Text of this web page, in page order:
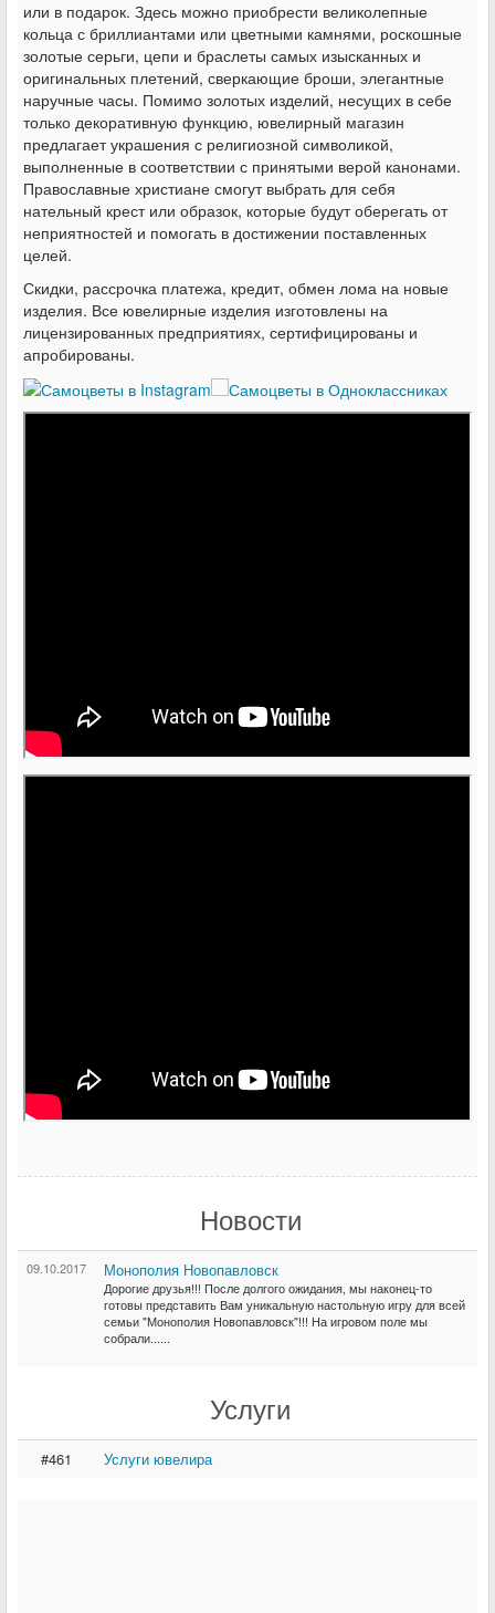
или в подарок. Здесь можно приобрести великолепные
кольца с бриллиантами или цветными камнями, роскошные
золотые серьги, цепи и браслеты самых изысканных и
оригинальных плетений, сверкающие броши, элегантные
наручные часы. Помимо золотых изделий, несущих в себе
только декоративную функцию, ювелирный магазин
предлагает украшения с религиозной символикой,
выполненные в соответствии с принятыми верой канонами.
Православные христиане смогут выбрать для себя
нательный крест или образок, которые будут оберегать от
неприятностей и помогать в достижении поставленных
целей.
Скидки, рассрочка платежа, кредит, обмен лома на новые
изделия. Все ювелирные изделия изготовлены на
лицензированных предприятиях, сертифицированы и
апробированы.
Новости
09.10.2017 Монополия Новопавловск
Дорогие друзья!!! После долгого ожидания, мы наконец-то
готовы представить Вам уникальную настольную игру для всей
семьи "Монополия Новопавловск"!!! На игровом поле мы
собрали......
Услуги
#461 Услуги ювелира